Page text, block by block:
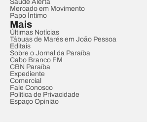
Saúde Alerta
Mercado em Movimento
Papo Íntimo
Mais
Últimas Notícias
Tábuas de Marés em João Pessoa
Editais
Sobre o Jornal da Paraíba
Cabo Branco FM
CBN Paraíba
Expediente
Comercial
Fale Conosco
Política de Privacidade
Espaço Opinião